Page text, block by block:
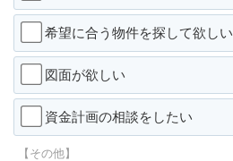
希望に合う物件を探して欲しい
図面が欲しい
資金計画の相談をしたい
【その他】